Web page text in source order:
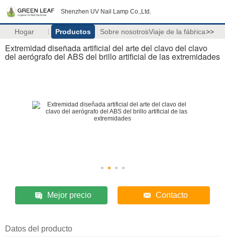
Shenzhen UV Nail Lamp Co.,Ltd.
Hogar Productos Sobre nosotrosViaje de la fábrica>>
Extremidad diseñada artificial del arte del clavo del clavo
del aerógrafo del ABS del brillo artificial de las extremidades
Mejor precio Contacto
Datos del producto